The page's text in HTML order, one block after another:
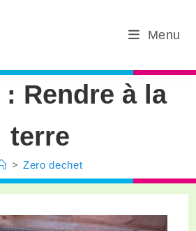
Menu
: Rendre à la
terre
> Zero dechet